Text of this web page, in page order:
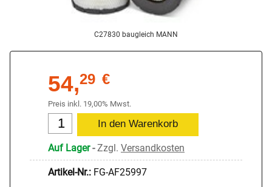
C27830 baugleich MANN
54,29 €
Preis inkl. 19,00% Mwst.
Auf Lager-Zzgl. Versandkosten
Artikel-Nr.: FG-AF25997